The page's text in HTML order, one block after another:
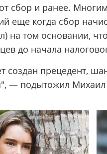
сбор и ранее.
еще когда сбор
на том основании,
до начала
создан прецедент,
— подытожил